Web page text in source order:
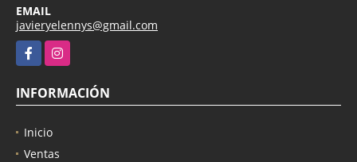
EMAIL
javieryelennys@gmail.com
FacebookInstagram
INFORMACIÓN
Inicio
Ventas